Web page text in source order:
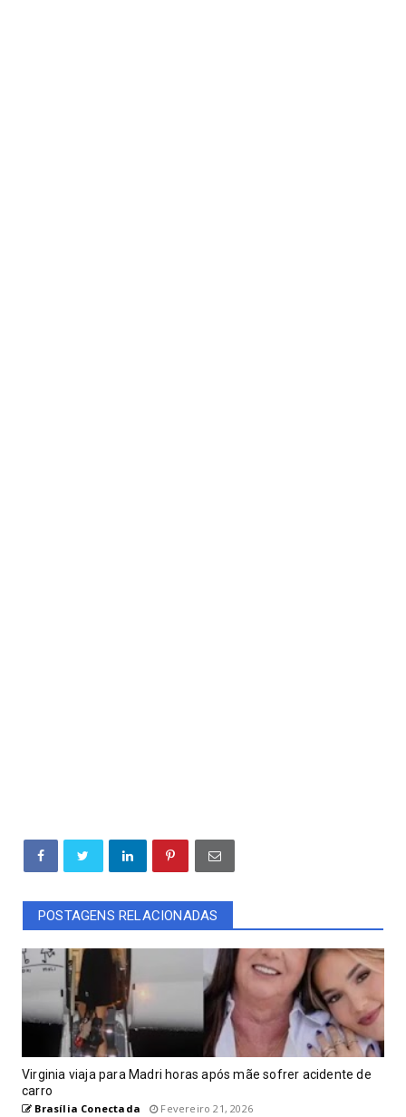
POSTAGENS RELACIONADAS
Virginia viaja para Madri horas após mãe sofrer acidente de
carro
Brasília Conectada Fevereiro 21, 2026